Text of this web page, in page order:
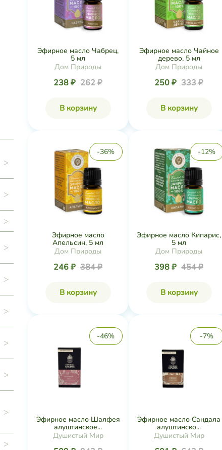
Эфирное масло Чабрец,
5 мл
Дом Природы
238 ₽ 262 ₽
В корзину
Эфирное масло Чайное
дерево, 5 мл
Дом Природы
250 ₽ 333 ₽
В корзину
-36%
Эфирное масло
Апельсин, 5 мл
Дом Природы
246 ₽ 384 ₽
В корзину
-12%
Эфирное масло Кипарис,
5 мл
Дом Природы
398 ₽ 454 ₽
В корзину
-46%
Эфирное масло Шалфея
алуштинское...
Душистый Мир
-7%
Эфирное масло Сандала
алуштинско...
Душистый Мир